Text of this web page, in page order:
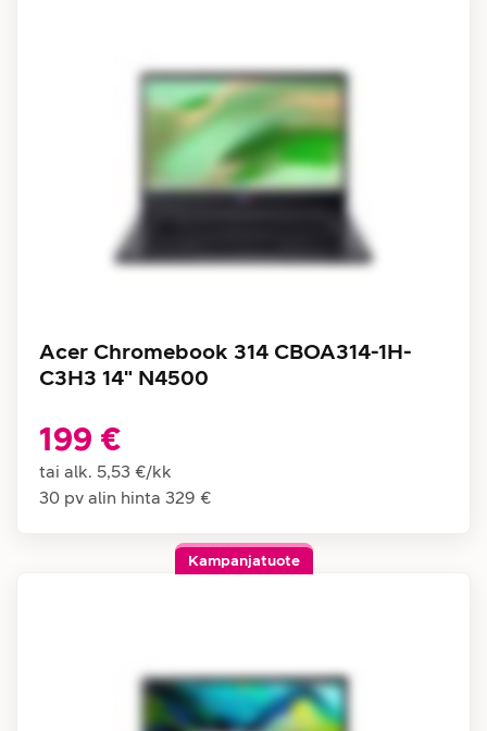
Acer Chromebook 314 CBOA314-1H-
C3H3 14" N4500
199 €
tai alk. 5,53 €/kk
30 pv alin hinta 329 €
Kampanjatuote